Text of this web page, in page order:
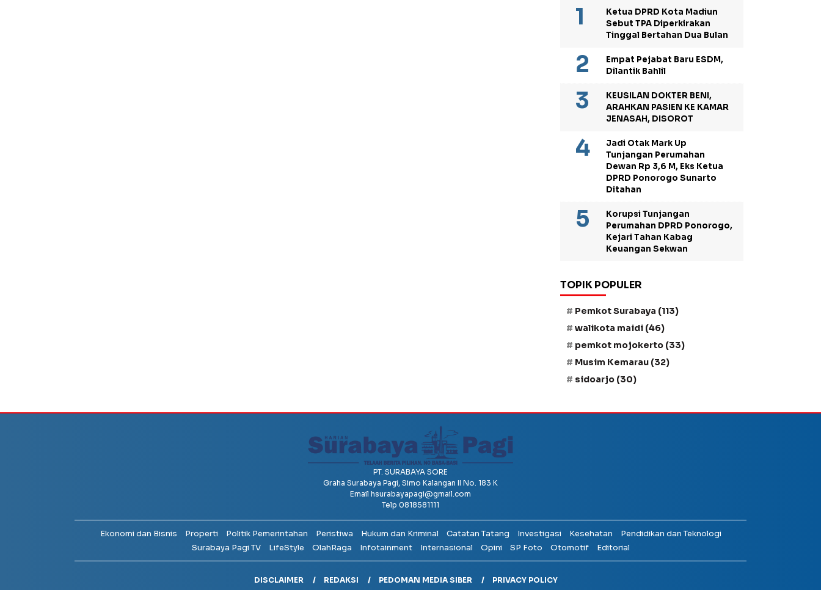
Ketua DPRD Kota Madiun
Sebut TPA Diperkirakan
Tinggal Bertahan Dua Bulan
Empat Pejabat Baru ESDM,
Dilantik Bahlil
KEUSILAN DOKTER BENI,
ARAHKAN PASIEN KE KAMAR
JENASAH, DISOROT
Jadi Otak Mark Up
Tunjangan Perumahan
Dewan Rp 3,6 M, Eks Ketua
DPRD Ponorogo Sunarto
Ditahan
Korupsi Tunjangan
Perumahan DPRD Ponorogo,
Kejari Tahan Kabag
Keuangan Sekwan
TOPIK POPULER
Pemkot Surabaya (113)
walikota maidi (46)
pemkot mojokerto (33)
Musim Kemarau (32)
sidoarjo (30)
PT. SURABAYA SORE
Graha Surabaya Pagi, Simo Kalangan II No. 183 K
Email hsurabayapagi@gmail.com
Telp 0818581111
Ekonomi dan Bisnis Properti Politik Pemerintahan Peristiwa Hukum dan Kriminal Catatan Tatang Investigasi Kesehatan
Pendidikan dan Teknologi
Surabaya Pagi TV
LifeStyle OlahRaga Infotainment Internasional Opini SP Foto Otomotif Editorial
DISCLAIMER REDAKSI PEDOMAN MEDIA SIBER PRIVACY POLICY